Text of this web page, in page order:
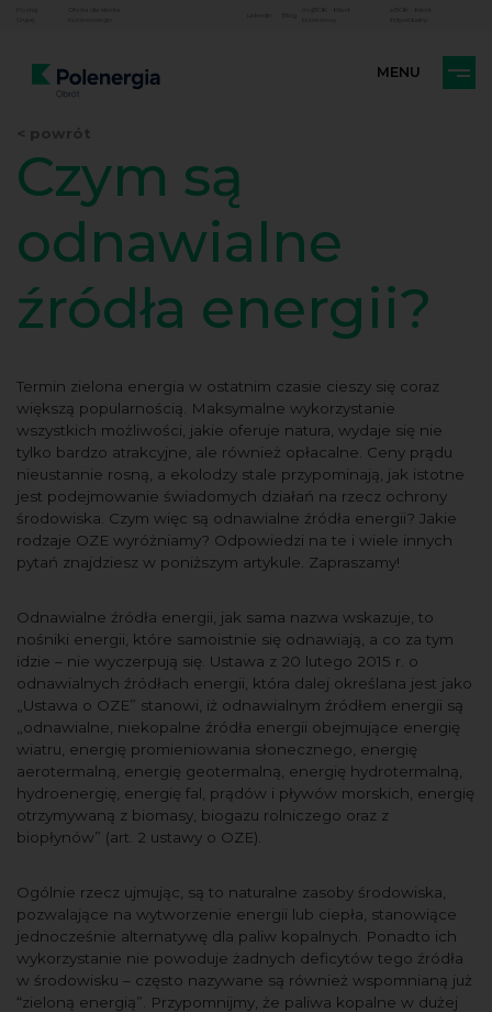
mojBOK - Klient
eBOK - Klient
Czym są
odnawialne
źródła energii?
Termin zielona energia w ostatnim czasie cieszy się coraz
większą popularnością. Maksymalne wykorzystanie
wszystkich możliwości, jakie oferuje natura, wydaje się nie
tylko bardzo atrakcyjne, ale również opłacalne. Ceny prądu
nieustannie rosną, a ekolodzy stale przypominają, jak istotne
jest podejmowanie świadomych działań na rzecz ochrony
środowiska. Czym więc są odnawialne źródła energii? Jakie
rodzaje OZE wyróżniamy? Odpowiedzi na te i wiele innych
pytań znajdziesz w poniższym artykule. Zapraszamy!
Odnawialne źródła energii, jak sama nazwa wskazuje, to
nośniki energii, które samoistnie się odnawiają, a co za tym
idzie – nie wyczerpują się. Ustawa z 20 lutego 2015 r. o
odnawialnych źródłach energii, która dalej określana jest jako
„Ustawa o OZE” stanowi, iż odnawialnym źródłem energii są
„odnawialne, niekopalne źródła energii obejmujące energię
wiatru, energię promieniowania słonecznego, energię
aerotermalną, energię geotermalną, energię hydrotermalną,
hydroenergię, energię fal, prądów i pływów morskich, energię
otrzymywaną z biomasy, biogazu rolniczego oraz z
biopłynów” (art. 2 ustawy o OZE).
Ogólnie rzecz ujmując, są to naturalne zasoby środowiska,
pozwalające na wytworzenie energii lub ciepła, stanowiące
jednocześnie alternatywę dla paliw kopalnych. Ponadto ich
wykorzystanie nie powoduje żadnych deficytów tego źródła
w środowisku – często nazywane są również wspomnianą już
“zieloną energią”. Przypomnijmy, że paliwa kopalne w dużej